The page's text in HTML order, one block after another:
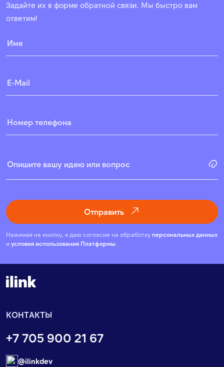
Задайте их в форме обратной связи. Мы быстро вам
ответим!
Отправить
Нажимая на кнопку, я даю согласие на обработку персональных данных
и условия использования Платформы.
КОНТАКТЫ
+7 705 900 21 67
@ilinkdev